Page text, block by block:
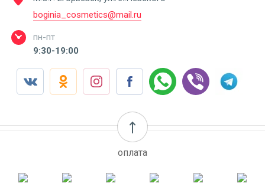
boginia_cosmetics@mail.ru
пн-пт
9:30-19:00
оплата